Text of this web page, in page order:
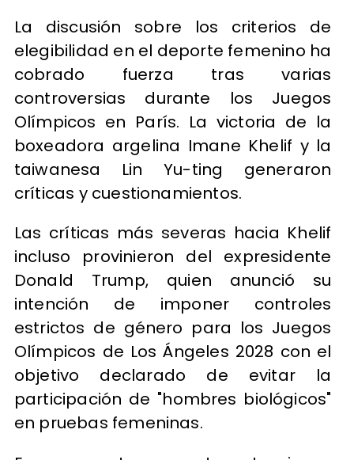
La discusión sobre los criterios de
elegibilidad en el deporte femenino ha
cobrado fuerza tras varias
controversias durante los Juegos
Olímpicos en París. La victoria de la
boxeadora argelina Imane Khelif y la
taiwanesa Lin Yu-ting generaron
críticas y cuestionamientos.
Las críticas más severas hacia Khelif
incluso provinieron del expresidente
Donald Trump, quien anunció su
intención de imponer controles
estrictos de género para los Juegos
Olímpicos de Los Ángeles 2028 con el
objetivo declarado de evitar la
participación de "hombres biológicos"
en pruebas femeninas.